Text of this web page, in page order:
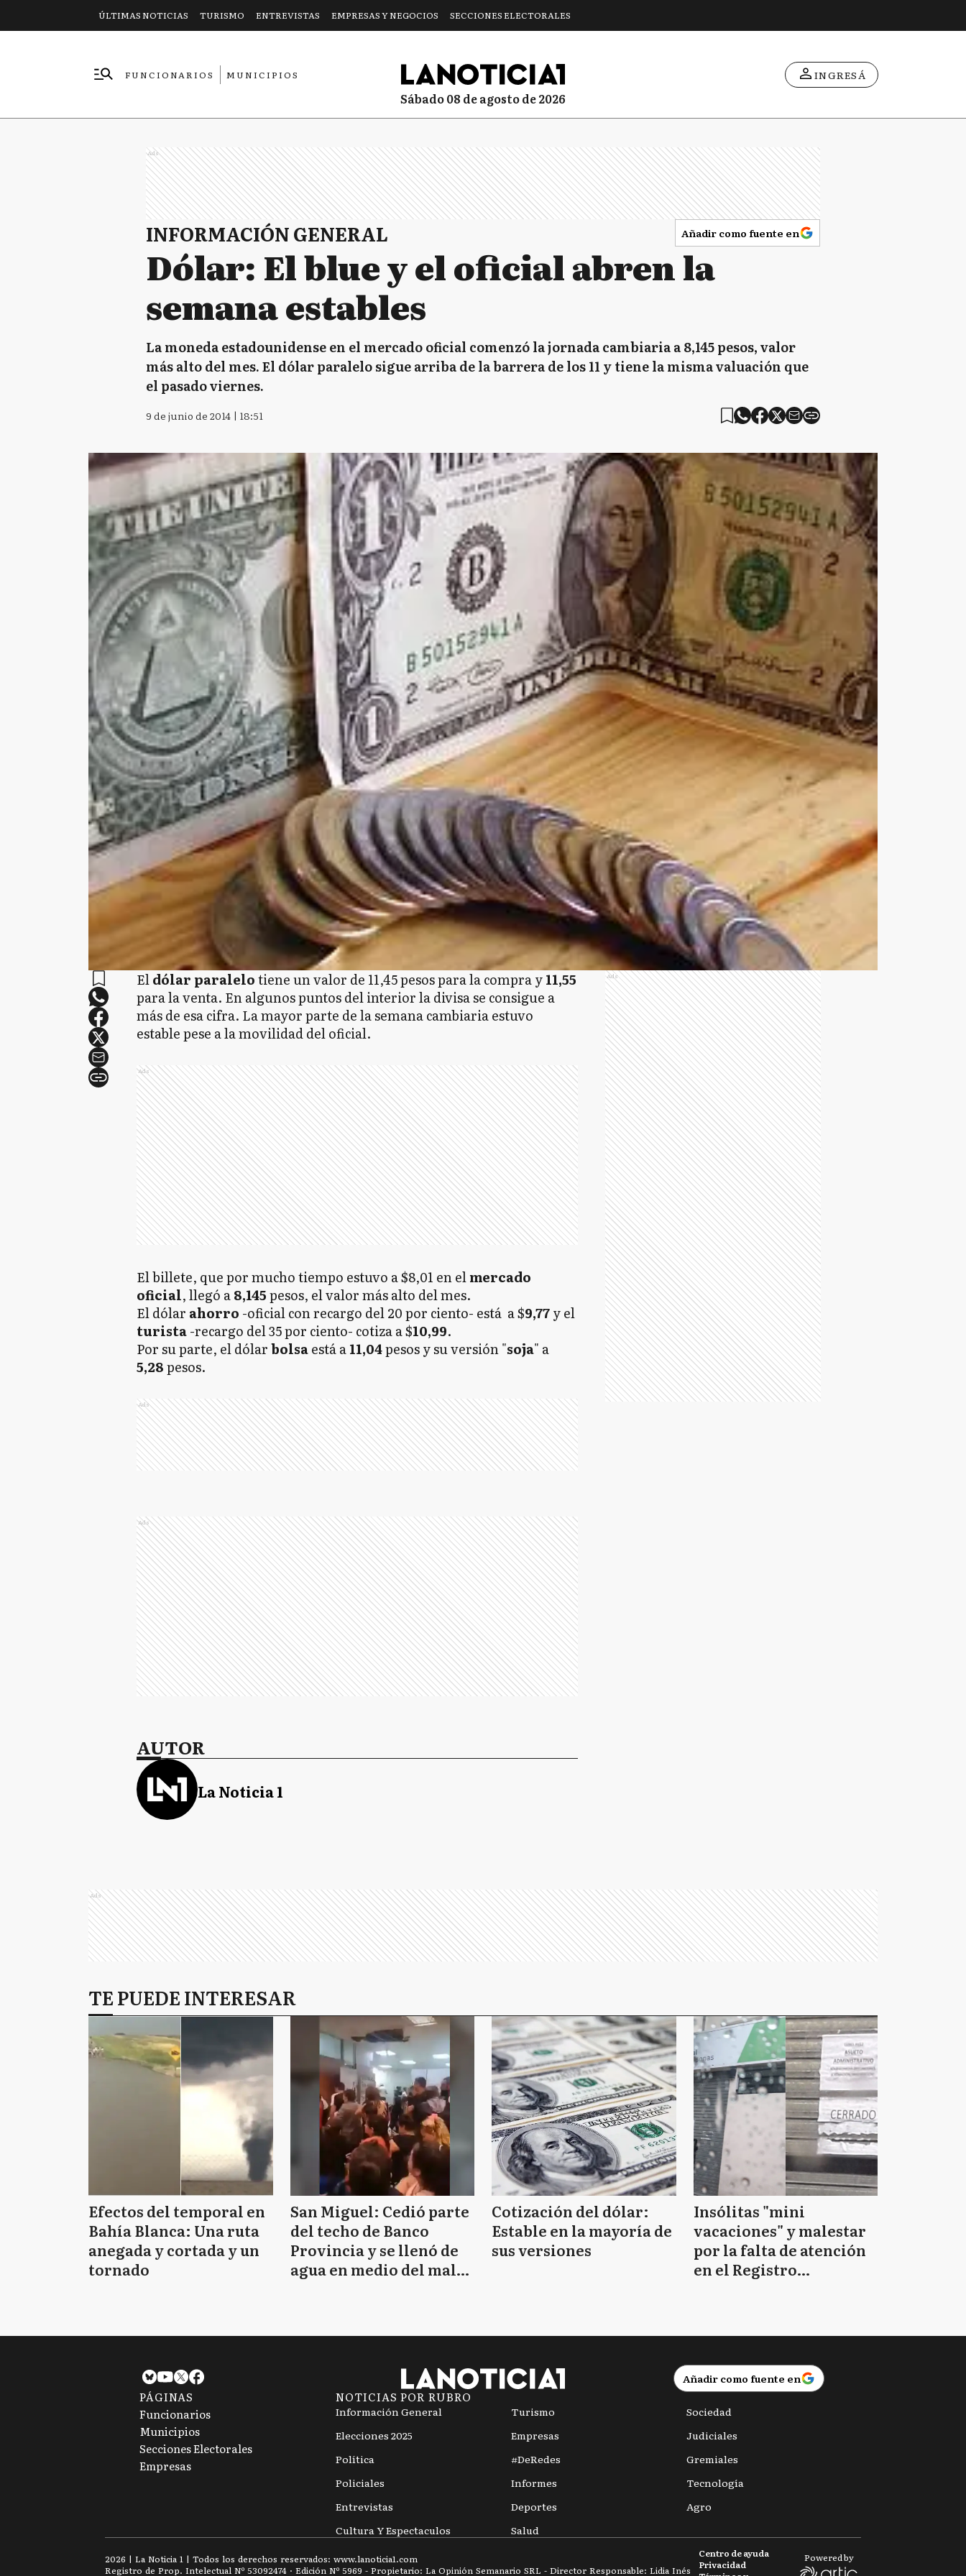
ÚLTIMAS NOTICIAS TURISMO ENTREVISTAS EMPRESAS Y NEGOCIOS SECCIONES ELECTORALES
FUNCIONARIOS
MUNICIPIOS
sábado 08 de agosto de 2026
INGRESÁ
Ads
INFORMACIÓN GENERAL Añadir como fuente en
Dólar: El blue y el oficial abren la
semana estables
La moneda estadounidense en el mercado oficial comenzó la jornada cambiaria a 8,145 pesos, valor
más alto del mes. El dólar paralelo sigue arriba de la barrera de los 11 y tiene la misma valuación que
el pasado viernes.
9 de junio de 2014 | 18:51
Eldólar paralelotiene un valor de 11,45 pesos para la compra y11,55
para la venta. En algunos puntos del interior la divisa se consigue a
más de esa cifra. La mayor parte de la semana cambiaria estuvo
estable pese a la movilidad del oficial.
Ads
El billete, que por mucho tiempo estuvo a $8,01 en elmercado
oficial, llegó a8,145pesos, el valor más alto del mes.
El dólar ahorro -oficial con recargo del 20 por ciento- está a $9,77y el
turista-recargo del 35 por ciento- cotiza a $10,99.
Por su parte, el dólarbolsaestá a11,04pesos y su versión "soja" a
5,28pesos.
Ads
Ads
AUTOR
La Noticia 1
Ads
Ads
TE PUEDE INTERESAR
Efectos del temporal en
Bahía Blanca: Una ruta
anegada y cortada y un
tornado
San Miguel: Cedió parte
del techo de Banco
Provincia y se llenó de
agua en medio del mal
Cotización del dólar:
Estable en la mayoría de
sus versiones
Insólitas "mini
vacaciones" y malestar
por la falta de atención
en el Registro
Añadir como fuente en
PÁGINAS
Funcionarios
Municipios
Secciones Electorales
Empresas
NOTICIAS POR RUBRO
Información General
Elecciones 2025
Política
Policiales
Entrevistas
Cultura Y Espectaculos
Turismo
Empresas
#DeRedes
Informes
Deportes
Salud
Sociedad
Judiciales
Gremiales
Tecnología
Agro
2026 | La Noticia 1 | Todos los derechos reservados: www.lanoticia1.com
Registro de Prop. Intelectual Nº 53092474 · Edición Nº 5969 - Propietario: La Opinión Semanario SRL - Director Responsable: Lidia Inés
Privacidad
Centro de ayuda Powered by